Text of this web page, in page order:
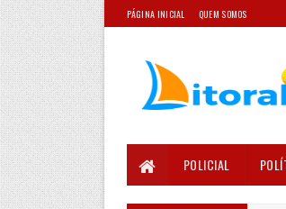
PÁGINA INICIAL QUEM SOMOS
POLICIAL